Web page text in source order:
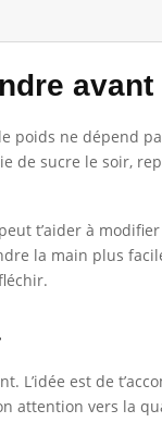
poids ne dépend
de sucre le soir,
t’aider à
la main plus
L’idée est de
attention vers la